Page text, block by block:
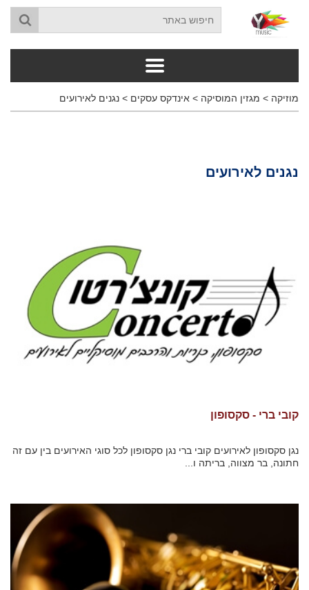
מוזיקה > מגזין המוסיקה > אינדקס עסקים > נגנים לאירועים
נגנים לאירועים
קובי ברי - סקסופון
נגן סקסופון לאירועים קובי ברי נגן סקסופון לכל סוגי האירועים בין עם זה
חתונה, בר מצווה, בריתה ו...